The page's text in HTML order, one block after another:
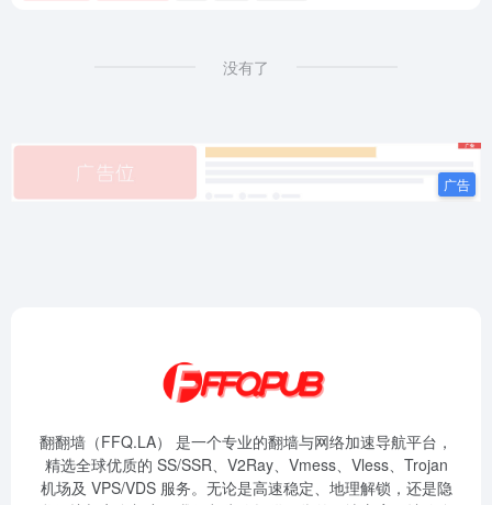
没有了
翻翻墙（FFQ.LA） 是一个专业的翻墙与网络加速导航平台，
精选全球优质的 SS/SSR、V2Ray、Vmess、Vless、Trojan
机场及 VPS/VDS 服务。无论是高速稳定、地理解锁，还是隐